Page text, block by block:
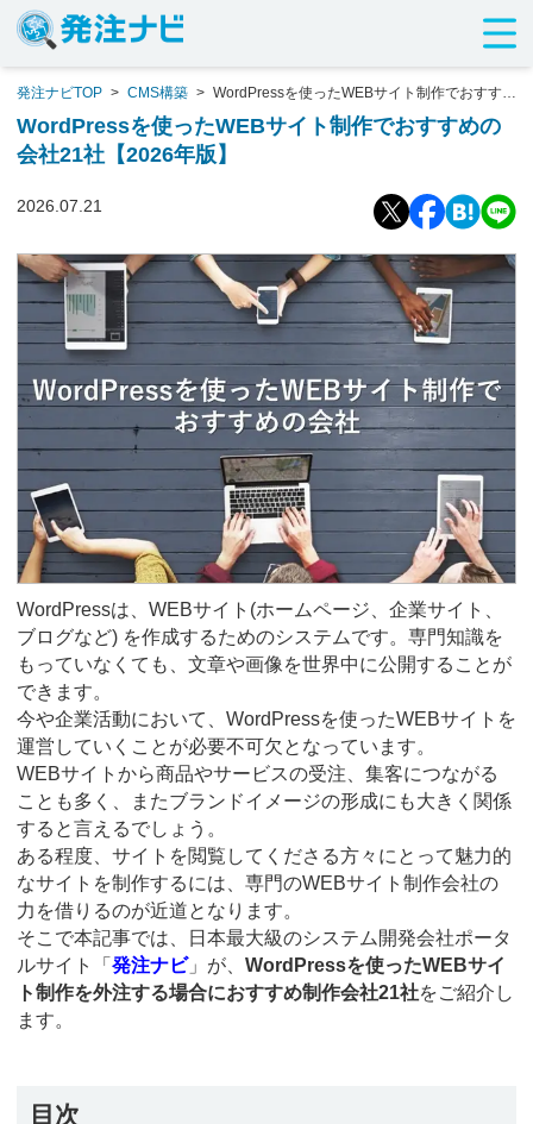
発注ナビTOP > CMS構築 > WordPressを使ったWEBサイト制作でおすすめ
の会社21社【2026年版】
WordPressを使ったWEBサイト制作でおすすめの
会社21社【2026年版】
2026.07.21
WordPressは、WEBサイト(ホームページ、企業サイト、
ブログなど) を作成するためのシステムです。専門知識を
もっていなくても、文章や画像を世界中に公開することが
できます。
今や企業活動において、WordPressを使ったWEBサイトを
運営していくことが必要不可欠となっています。
WEBサイトから商品やサービスの受注、集客につながる
ことも多く、またブランドイメージの形成にも大きく関係
すると言えるでしょう。
ある程度、サイトを閲覧してくださる方々にとって魅力的
なサイトを制作するには、専門のWEBサイト制作会社の
力を借りるのが近道となります。
そこで本記事では、日本最大級のシステム開発会社ポータ
ルサイト「 発注ナビ」が、 WordPressを使ったWEBサイ
ト制作を外注する場合におすすめ制作会社21社をご紹介し
ます。
目次